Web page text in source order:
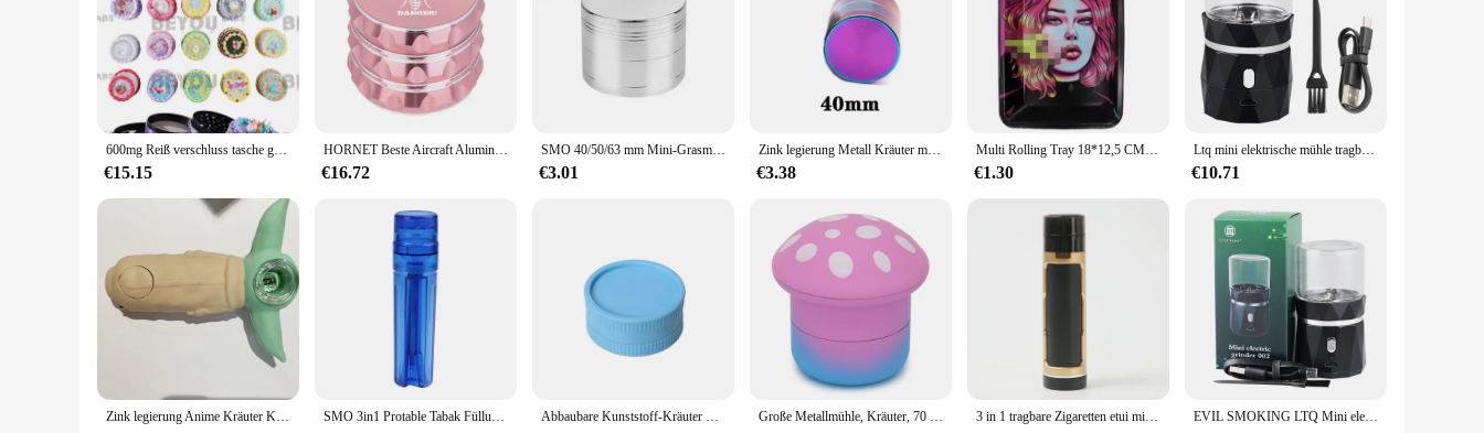
600mg Reiß verschluss tasche geruchs sichere wasserdichte Taschen selbst dichten der Beutel wieder verwendbare Süßigkeiten Gummi Lebensmittel Lagerung leere Beutel anpassen 10 Stück
€15.15
HORNET Beste Aircraft Aluminium Spicy Crusher 50MM Vier Stück Metall Kraut Brecher Klassische Brecher Fumar Zubehör Individuelles Logo
€16.72
SMO 40/50/63 mm Mini-Grasmühle, 4 Schichten, manuelle Tabakmühle, Zinklegierungsmaterial, Trockenkräuterbrecher für Rauchzubehör
€3.01
Zink legierung Metall Kräuter mühle Tabak Kräuter rauchs chredder Gewürzmühle Regenbogen mit Magnet deckel Rauch zubehör
€3.38
Multi Rolling Tray 18*12,5 CM Tabak Metall Zigarette Rauch Zubehör Kräuter Weißblech Platte Grinder Werkzeuge Verschiedene muster Designs
€1.30
Ltq mini elektrische mühle tragbare trockene kräuter mühle edelstahl gras kammer tabak mühlen typ-c vier versionen
€10.71
Zink legierung Anime Kräuter Kräuter mühle Tabak Muller Rauch 3 Schichten Krieger Form Metall Gewürz brecher Roll werkzeug Zubehör SMO 3in1 Protable Tabak Füllung Schleifen Lagerung Integriertes Set Trockenkräuter Roller Papierpfeifen für Mühle Gras Rauchen Werkzeuge Abbaubare Kunststoff-Kräuter mühlen artikel zum Räuchern von Gras 2-lagiger Tabak-Gewürzbrecher-Rauch zubehör Große Metallmühle, Kräuter, 70 mm, pilzförmig, rauchkräuter, 4-lagige Gewürzmühle, langlebiger Kunststoff und Metall 3 in 1 tragbare Zigaretten etui mit Füllhorn rohr funktion Hochwertiges manuelles Tabakmühlen-Brecher-Rauch zubehör EVIL SMOKING LTQ Mini elektrischer Trockenkräutermühle, tragbarer Tabakzerkleinerer, Edelstahl, Gewürzbrecher, Raucherzubehör